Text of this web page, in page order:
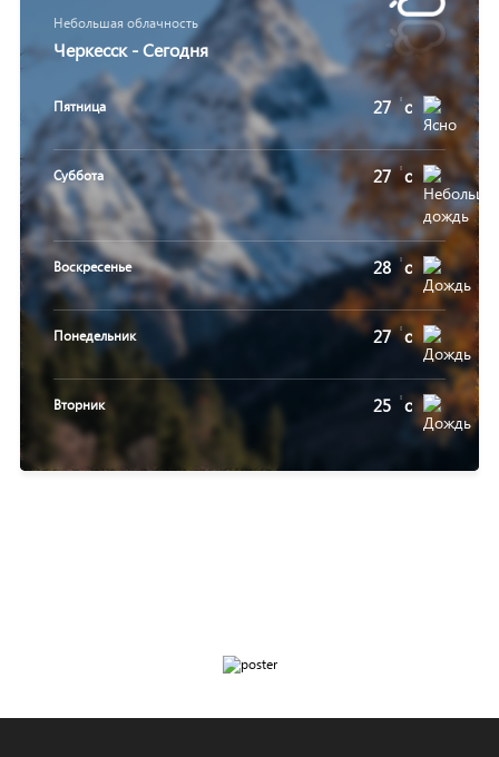
Небольшая облачность
Черкесск - Сегодня
Пятница 27 c
Суббота 27 c
Воскресенье 28 c
Понедельник 27 c
Вторник 25 c